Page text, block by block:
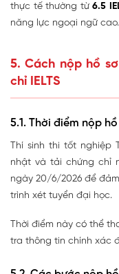
thực tế thường từ 6.5
năng lực ngoại ngữ cao.
5. Cách nộp hồ
chỉ IELTS
5.1. Thời điểm nộp hồ
Thí sinh thi tốt nghiệp
nhật và tải chứng chỉ
ngày 20/6/2026 để
trình xét tuyển đại học.
Thời điểm này có thể
tra thông tin chính xác